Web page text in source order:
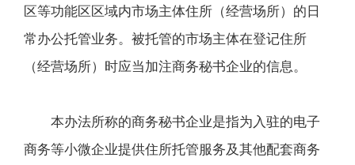
区等功能区区域内市场主体住所（经营场所）的日
常办公托管业务。被托管的市场主体在登记住所
（经营场所）时应当加注商务秘书企业的信息。
本办法所称的商务秘书企业是指为入驻的电子
商务等小微企业提供住所托管服务及其他配套商务